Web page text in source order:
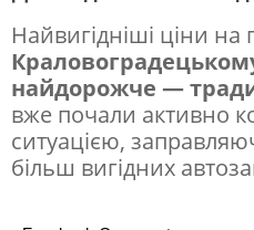
н
е
:
б
е
Найвигідніші ціни на
найдорожче —
вже почали активно
ситуацією,
більш вигідних